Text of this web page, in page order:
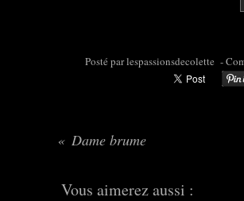
Posté par colette95 à 06:30 -
Dame brume
Vous aimerez aussi :